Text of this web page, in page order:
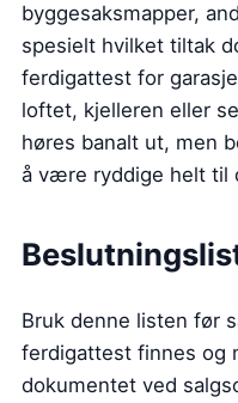
byggesaksmapper,
spesielt hvilket tiltak
ferdigattest for
loftet, kjelleren eller
høres banalt ut, men
å være ryddige helt til
Bruk denne listen før
ferdigattest finnes og
dokumentet ved